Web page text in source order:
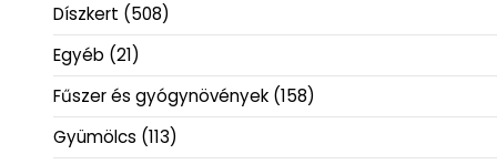
Díszkert (508)
Egyéb (21)
Fűszer és gyógynövények (158)
Gyümölcs (113)